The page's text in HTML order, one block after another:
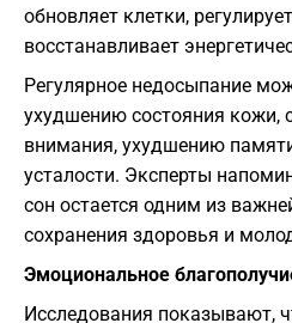
обновляет клетки,
восстанавливает
Регулярное недосыпание
ухудшению состояния кожи,
внимания, ухудшению
усталости. Эксперты
сон остается одним из
сохранения здоровья и
Эмоциональное
Исследования показывают,